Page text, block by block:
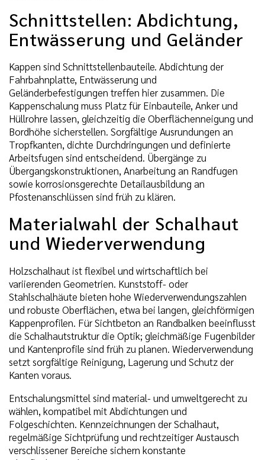
Schnittstellen: Abdichtung,
Entwässerung und Geländer
Kappen sind Schnittstellenbauteile. Abdichtung der
Fahrbahnplatte, Entwässerung und
Geländerbefestigungen treffen hier zusammen. Die
Kappenschalung muss Platz für Einbauteile, Anker und
Hüllrohre lassen, gleichzeitig die Oberflächenneigung und
Bordhöhe sicherstellen. Sorgfältige Ausrundungen an
Tropfkanten, dichte Durchdringungen und definierte
Arbeitsfugen sind entscheidend. Übergänge zu
Übergangskonstruktionen, Anarbeitung an Randfugen
sowie korrosionsgerechte Detailausbildung an
Pfostenanschlüssen sind früh zu klären.
Materialwahl der Schalhaut
und Wiederverwendung
Holzschalhaut ist flexibel und wirtschaftlich bei
variierenden Geometrien. Kunststoff- oder
Stahlschalhäute bieten hohe Wiederverwendungszahlen
und robuste Oberflächen, etwa bei langen, gleichförmigen
Kappenprofilen. Für Sichtbeton an Randbalken beeinflusst
die Schalhautstruktur die Optik; gleichmäßige Fugenbilder
und Kantenprofile sind früh zu planen. Wiederverwendung
setzt sorgfältige Reinigung, Lagerung und Schutz der
Kanten voraus.
Entschalungsmittel sind material- und umweltgerecht zu
wählen, kompatibel mit Abdichtungen und
Folgeschichten. Kennzeichnungen der Schalhaut,
regelmäßige Sichtprüfung und rechtzeitiger Austausch
verschlissener Bereiche sichern konstante